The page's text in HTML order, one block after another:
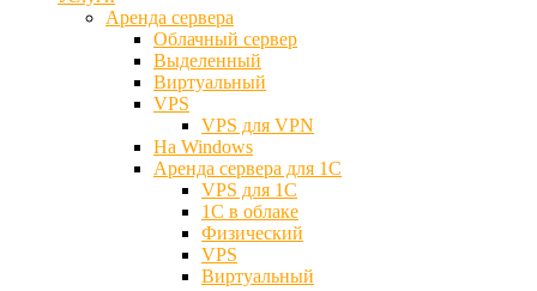
Аренда сервера
Облачный сервер
Выделенный
Виртуальный
VPS
VPS для VPN
На Windows
Аренда сервера для 1С
VPS для 1С
1С в облаке
Физический
VPS
Виртуальный